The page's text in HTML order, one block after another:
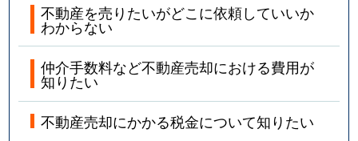
不動産を売りたいがどこに依頼していいか
わからない
仲介手数料など不動産売却における費用が
知りたい
不動産売却にかかる税金について知りたい